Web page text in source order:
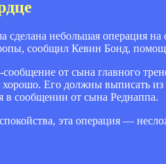
небольшая операция
сообщил Кевин Бонд,
от сына главного
Его должны выписать
в сообщении от сына Реднаппа.
эта операция —